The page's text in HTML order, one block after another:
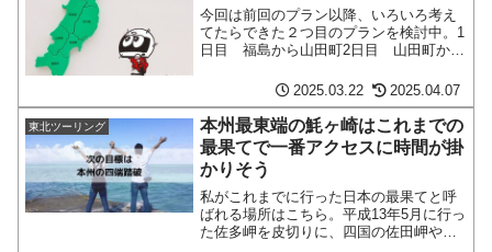
今回は前回のプラン以降、いろいろ考え
てたらできた２つ目のプランを検討中。1
日目 福島から山田町2日目 山田町から
崎から能代5日目 能代から秋田かなり思
い切ったプラン。1日目 福島から岩手県
山田町まず会津～続きを読む～
2025.03.22 2025.04.07
東北ツーリング
本州最東端の魹ヶ崎はこれまでの
最果てで一番アクセスに時間が掛
かりそう
私がこれまでに行った日本の最果てと呼
ばれる場所はこちら。平成13年5月に行っ
た佐多岬を皮切りに、四国の佐田岬や足